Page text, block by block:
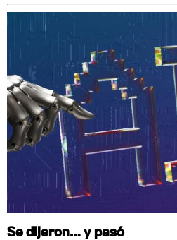
Se dijeron… y pasó